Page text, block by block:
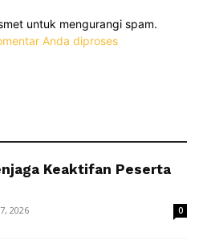
untuk mengurangi spam.
Anda diproses
Keaktifan Peserta
2026 0